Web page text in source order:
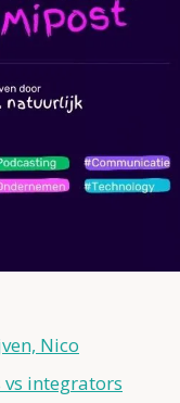
Nico
vs integrators